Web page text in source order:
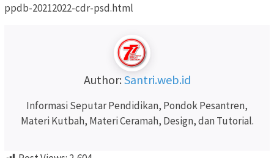
ppdb-20212022-cdr-psd.html
Author: Santri.web.id
Informasi Seputar Pendidikan, Pondok Pesantren,
Materi Kutbah, Materi Ceramah, Design, dan Tutorial.